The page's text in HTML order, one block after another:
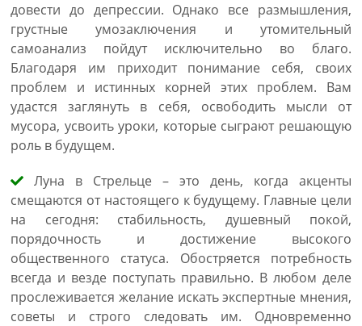
довести до депрессии. Однако все размышления,
грустные умозаключения и утомительный
самоанализ пойдут исключительно во благо.
Благодаря им приходит понимание себя, своих
проблем и истинных корней этих проблем. Вам
удастся заглянуть в себя, освободить мысли от
мусора, усвоить уроки, которые сыграют решающую
роль в будущем.
Луна в Стрельце – это день, когда акценты
смещаются от настоящего к будущему. Главные цели
на сегодня: стабильность, душевный покой,
порядочность и достижение высокого
общественного статуса. Обостряется потребность
всегда и везде поступать правильно. В любом деле
прослеживается желание искать экспертные мнения,
советы и строго следовать им. Одновременно